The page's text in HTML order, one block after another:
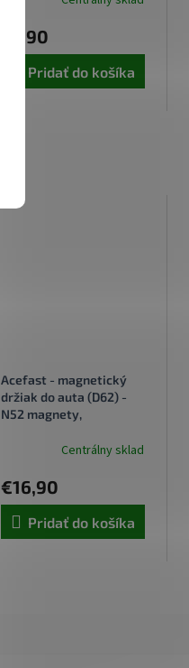
Acefast - magnetický
držiak do auta (D62) -
N52 magnety,
Centrálny sklad
€16,90
Pridať do košíka
€7,90
Pridať do košíka